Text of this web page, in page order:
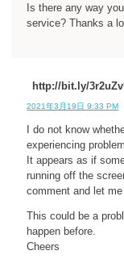
Is there any way
service? Thanks a
http://bit.ly/
2021年3月19日 9:33 PM
I do not know
experiencing
It appears as if
running off the
comment and let
This could be a
happen before.
Cheers